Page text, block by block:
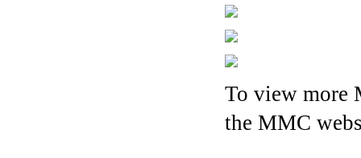
To view more
the MMC